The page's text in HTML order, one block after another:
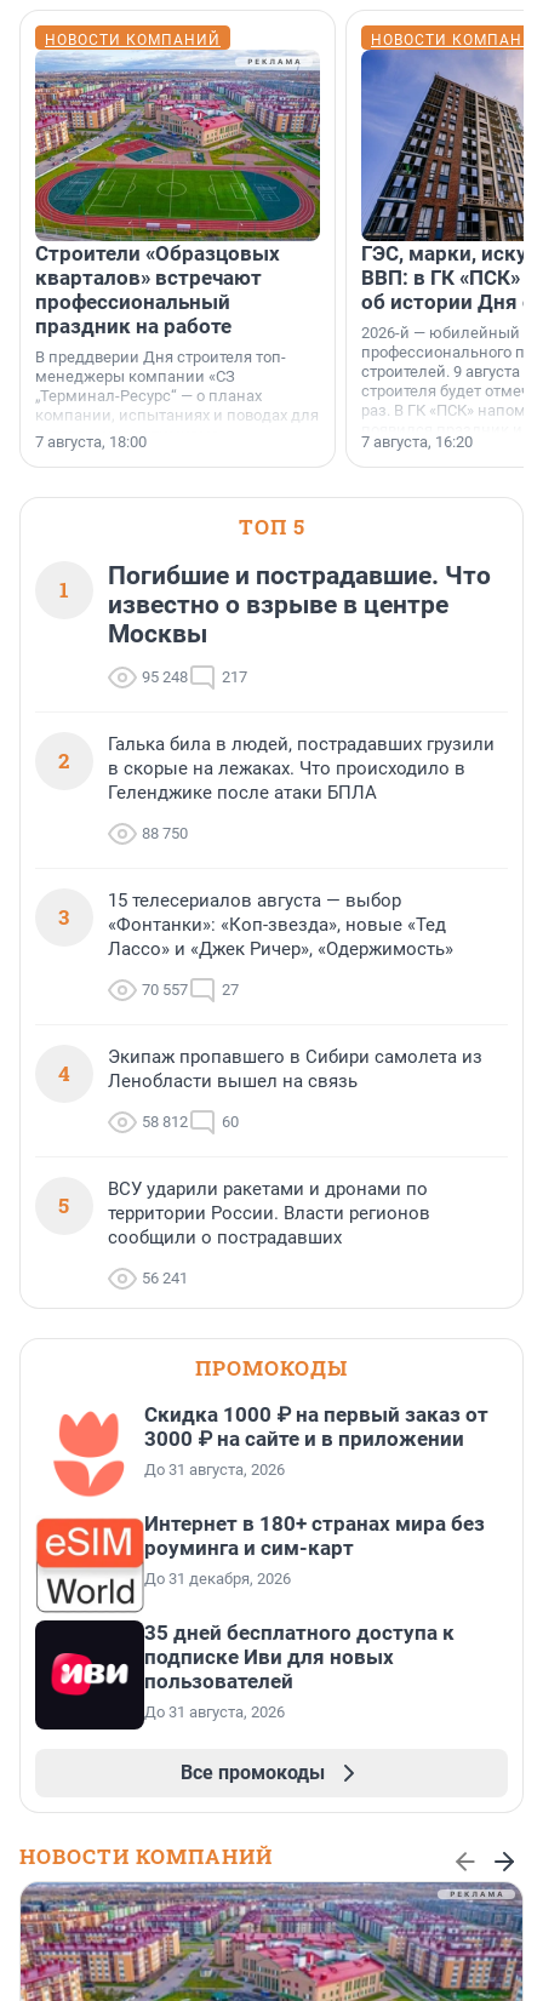
НОВОСТИ КОМПАНИЙ
Строители «Образцовых
кварталов» встречают
профессиональный
праздник на работе
В преддверии Дня строителя топ-
менеджеры компании «СЗ
„Терминал-Ресурс“ — о планах
компании, испытаниях и поводах для
осторожного оптимизма.
7 августа, 18:00
НОВОСТИ
ГЭС, марки,
ВВП: в ГК «ПСК»
об истории Дня
2026-й — юбилейный
профессионального
строителей. 9 августа
строителя будет
раз. В ГК «ПСК»
поменялась роль
7 августа, 16:20
ТОП 5
1
Погибшие и пострадавшие. Что
известно о взрыве в центре
Москвы
95 248 217
2
Галька била в людей, пострадавших грузили
в скорые на лежаках. Что происходило в
Геленджике после атаки БПЛА
88 750
3
15 телесериалов августа — выбор
«Фонтанки»: «Коп-звезда», новые «Тед
Лассо» и «Джек Ричер», «Одержимость»
70 557 27
4
Экипаж пропавшего в Сибири самолета из
Ленобласти вышел на связь
58 812 60
5
ВСУ ударили ракетами и дронами по
территории России. Власти регионов
сообщили о пострадавших
56 241
ПРОМОКОДЫ
Скидка 1000 ₽ на первый заказ от
3000 ₽ на сайте и в приложении
До 31 августа, 2026
Интернет в 180+ странах мира без
роуминга и сим-карт
До 31 декабря, 2026
35 дней бесплатного доступа к
подписке Иви для новых
пользователей
До 31 августа, 2026
Все промокоды
НОВОСТИ КОМПАНИЙ